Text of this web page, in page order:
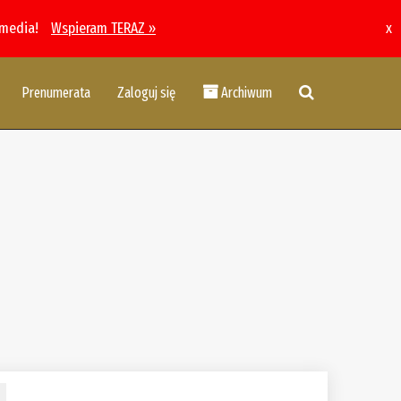
Wspieram TERAZ » x
Prenumerata Zaloguj się Archiwum